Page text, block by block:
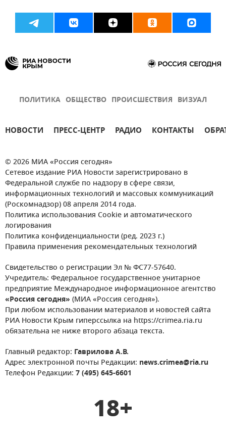
ПОЛИТИКА ОБЩЕСТВО ПРОИСШЕСТВИЯ ВИЗУАЛ
НОВОСТИ ПРЕСС-ЦЕНТР РАДИО КОНТАКТЫ
© 2026 МИА «Россия сегодня»
Сетевое издание РИА Новости зарегистрировано в
Федеральной службе по надзору в сфере связи,
информационных технологий и массовых коммуникаций
(Роскомнадзор) 08 апреля 2014 года.
Политика использования Cookie и автоматического
логирования
Политика конфиденциальности (ред. 2023 г.)
Правила применения рекомендательных технологий
Свидетельство о регистрации Эл № ФС77-57640.
Учредитель: Федеральное государственное унитарное
предприятие Международное информационное агентство
«Россия сегодня» (МИА «Россия сегодня»).
При любом использовании материалов и новостей сайта
РИА Новости Крым гиперссылка на https://crimea.ria.ru
обязательна не ниже второго абзаца текста.
Главный редактор: Гаврилова А.В.
Адрес электронной почты Редакции: news.crimea@ria.ru
Телефон Редакции: 7 (495) 645-6601
18+